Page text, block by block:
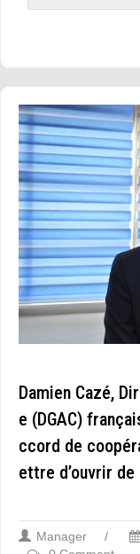
Damien Cazé,
e (DGAC)
ccord de
ettre d’ouvrir
Manager /